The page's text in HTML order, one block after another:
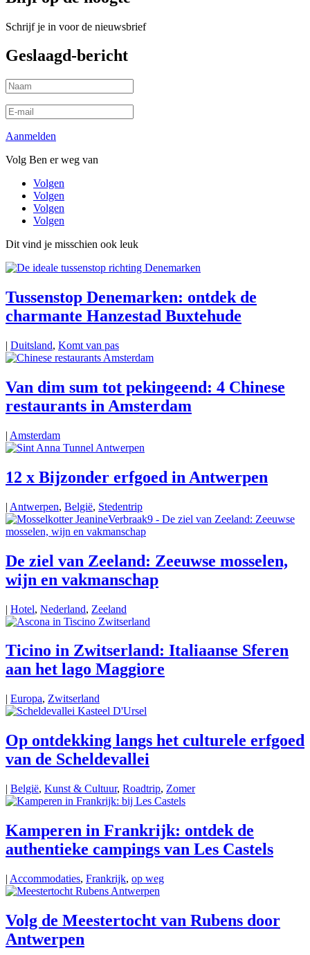
Schrijf je in voor de nieuwsbrief
Geslaagd-bericht
Aanmelden
Volg Ben er weg van
Volgen
Volgen
Volgen
Volgen
Dit vind je misschien ook leuk
Tussenstop Denemarken: ontdek de
charmante Hanzestad Buxtehude
| Duitsland, Komt van pas
Van dim sum tot pekingeend: 4 Chinese
restaurants in Amsterdam
| Amsterdam
12 x Bijzonder erfgoed in Antwerpen
| Antwerpen, België, Stedentrip
De ziel van Zeeland: Zeeuwse mosselen,
wijn en vakmanschap
| Hotel, Nederland, Zeeland
Ticino in Zwitserland: Italiaanse Sferen
aan het lago Maggiore
| Europa, Zwitserland
Op ontdekking langs het culturele erfgoed
van de Scheldevallei
| België, Kunst & Cultuur, Roadtrip, Zomer
Kamperen in Frankrijk: ontdek de
authentieke campings van Les Castels
| Accommodaties, Frankrijk, op weg
Volg de Meestertocht van Rubens door
Antwerpen